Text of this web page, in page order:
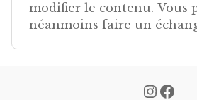
modifier le contenu. Vous
néanmoins faire un